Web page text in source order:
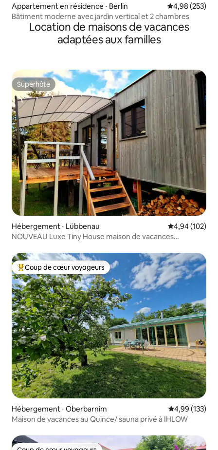
Appartement en résidence ⋅ Berlin Évaluation
4,98 (253)
Bâtiment moderne avec jardin vertical et 2 chambres
Location de maisons de vacances
adaptées aux familles
Superhôte
Superhôte
Hébergement ⋅ Lübbenau Évaluation
4,94 (102)
NOUVEAU Luxe Tiny House maison de vacances
Coups de cœur voyageurs les plus appréciés
Coup de cœur voyageurs
Hébergement ⋅ Oberbarnim Évaluation
4,99 (133)
Maison de vacances au Quince/ sauna privé à IHLOW